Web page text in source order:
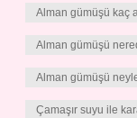
Alman gümüşü kaç
Alman gümüşü
Alman gümüşü
Çamaşır suyu ile